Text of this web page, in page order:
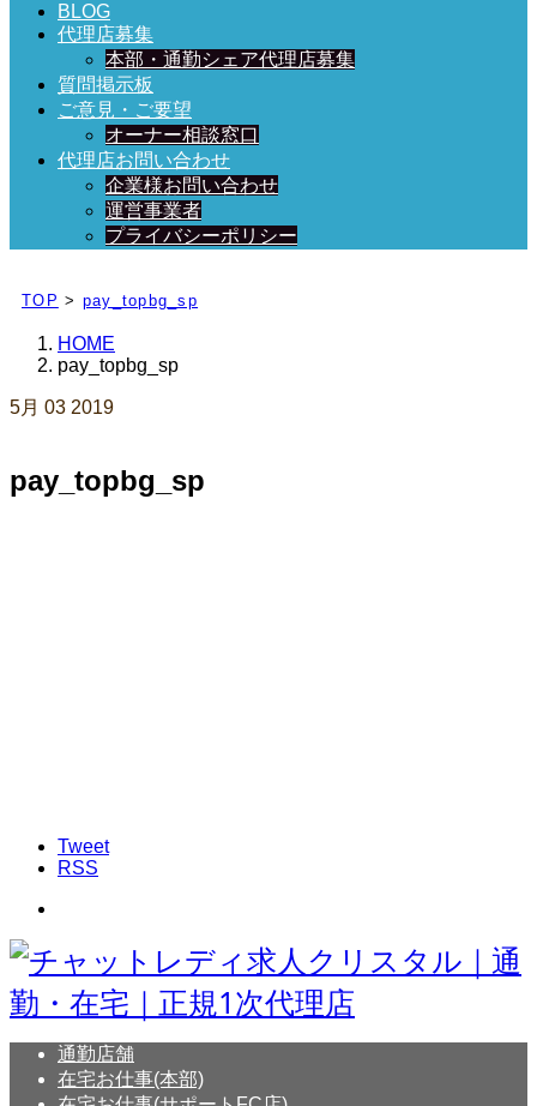
BLOG
代理店募集
本部・通勤シェア代理店募集
質問掲示板
ご意見・ご要望
オーナー相談窓口
代理店お問い合わせ
企業様お問い合わせ
運営事業者
プライバシーポリシー
TOP > pay_topbg_sp
HOME
pay_topbg_sp
5月 03 2019
pay_topbg_sp
Tweet
RSS
通勤店舗
在宅お仕事(本部)